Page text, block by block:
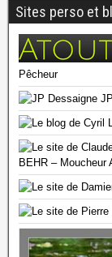
Sites perso et
Pêcheur
BEHR – Moucheur